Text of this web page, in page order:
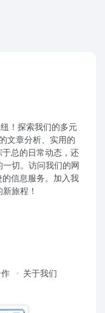
！探索我们的多元
文章分析、实用的
总的日常动态，还
切。访问我们的网
信息服务。加入我
旅程！
关于我们